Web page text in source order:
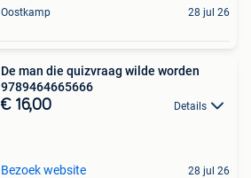
Oostkamp 28 jul 26
De man die quizvraag wilde worden
9789464665666
€ 16,00 Details
Bezoek website 28 jul 26